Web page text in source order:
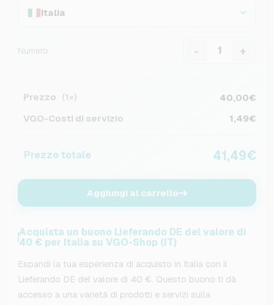
Italia
Numero - +
Prezzo (1×)
40,00€
VGO-Costi di servizio
1,49€
Prezzo totale 41,49€
Aggiungi al carrello
Acquista un buono Lieferando DE del valore di
40 € per Italia su VGO-Shop (IT)
Espandi la tua esperienza di acquisto in Italia con il
Lieferando DE del valore di 40 €. Questo buono ti dà
accesso a una varietà di prodotti e servizi sulla